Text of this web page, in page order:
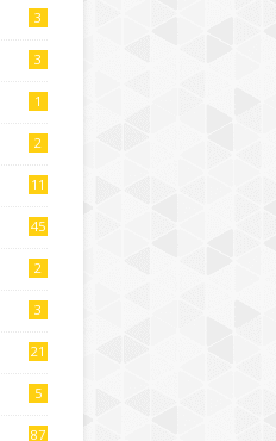
3
3
1
2
11
45
2
3
21
5
87